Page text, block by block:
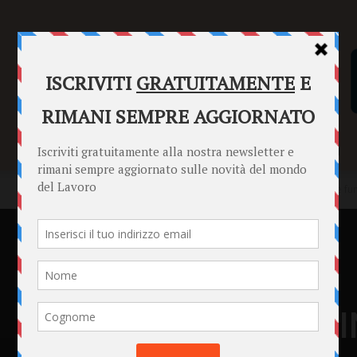
SENTENZE FORMULARI PUNTO INFORMAZIONI
Home Punto Informazioni Tirocini curricolari INPS 2024, come
Punto Informazioni
Tirocini curricolari